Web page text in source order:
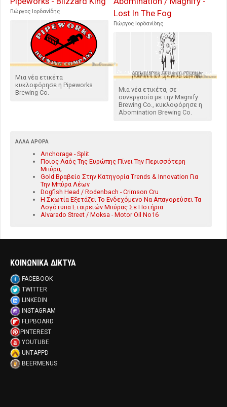
Γιώργος Ιορδανίδης
Μια νέα ετικέτα
κυκλοφόρησε η Pipeworks
Brewing Co.
Lost In The Fog
Γιώργος Ιορδανίδης
Μια νέα ετικέτα, σε
συνεργασία με την Magnify
Brewing Co., κυκλοφόρησε η
Abomination Brewing Co.
ΆΛΛΑ ΆΡΘΡΑ
Anchorage - Split
Ποιος Λαός Της Ευρώπης Πίνει Την Περισσότερη
Μπύρα;
Gold Βραβείο Στην Κατηγορία Trends & Innovation Για
Την Μπύρα Λέων
Dogfish Head / Rodenbach - Crimson Cru
Η Σκωτία Εξετάζει Το Ενδεχόμενο Να Απαγορεύσει Τα
Λογότυπα Εταιρειών Μπύρας Σε Ποτήρια
Alvarado Street / Moksa - Motor Oil No16
ΚΟΙΝΩΝΙΚΑ ΔΙΚΤΥΑ
FACEBOOK
TWITTER
LINKEDIN
INSTAGRAM
FLIPBOARD
PINTEREST
YOUTUBE
UNTAPPD
BEERMENUS